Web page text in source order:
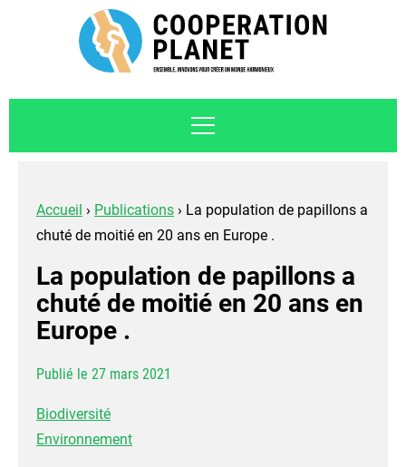
Accueil › Publications › La population de papillons a
chuté de moitié en 20 ans en Europe .
La population de papillons a
chuté de moitié en 20 ans en
Europe .
Publié le 27 mars 2021
Biodiversité
Environnement